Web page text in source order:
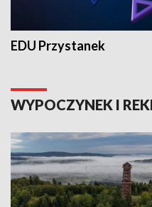
EDU Przystanek
WYPOCZYNEK I